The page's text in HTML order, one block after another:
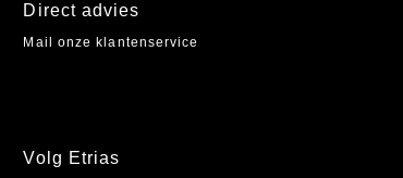
Direct advies
Mail onze klantenservice
Volg Etrias